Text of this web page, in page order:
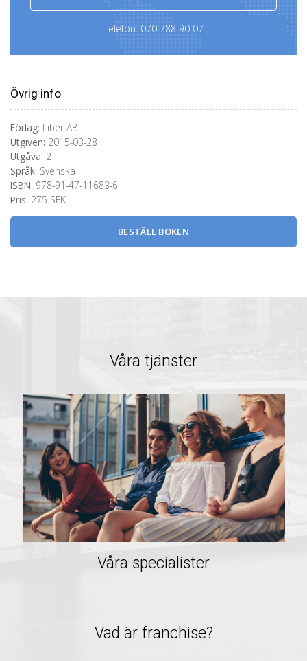
Telefon: 070-788 90 07
Övrig info
Förlag: Liber AB
Utgiven: 2015-03-28
Utgåva: 2
Språk: Svenska
ISBN: 978-91-47-11683-6
Pris: 275 SEK
BESTÄLL BOKEN
Våra tjänster
Våra specialister
Vad är franchise?